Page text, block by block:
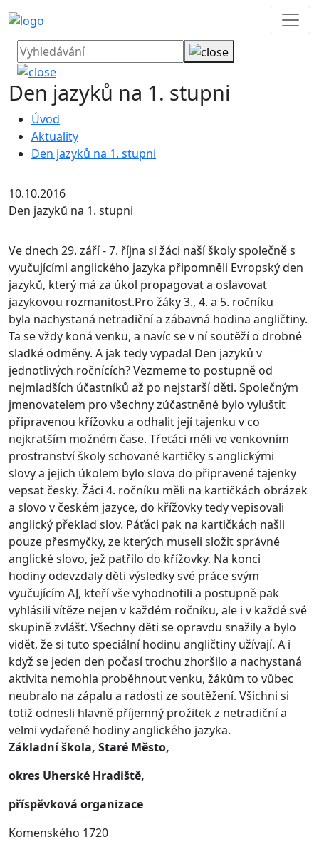
Den jazyků na 1. stupni
Úvod
Aktuality
Den jazyků na 1. stupni
10.10.2016
Den jazyků na 1. stupni
Ve dnech 29. září - 7. října si žáci naší školy společně s
vyučujícími anglického jazyka připomněli Evropský den
jazyků, který má za úkol propagovat a oslavovat
jazykovou rozmanitost.Pro žáky 3., 4. a 5. ročníku
byla nachystaná netradiční a zábavná hodina angličtiny.
Ta se vždy koná venku, a navíc se v ní soutěží o drobné
sladké odměny. A jak tedy vypadal Den jazyků v
jednotlivých ročnících? Vezmeme to postupně od
nejmladších účastníků až po nejstarší děti. Společným
jmenovatelem pro všechny zúčastněné bylo vyluštit
připravenou křížovku a odhalit její tajenku v co
nejkratším možném čase. Třeťáci měli ve venkovním
prostranství školy schované kartičky s anglickými
slovy a jejich úkolem bylo slova do připravené tajenky
vepsat česky. Žáci 4. ročníku měli na kartičkách obrázek
a slovo v českém jazyce, do křížovky tedy vepisovali
anglický překlad slov. Páťáci pak na kartičkách našli
pouze přesmyčky, ze kterých museli složit správné
anglické slovo, jež patřilo do křížovky. Na konci
hodiny odevzdaly děti výsledky své práce svým
vyučujícím AJ, kteří vše vyhodnotili a postupně pak
vyhlásili vítěze nejen v každém ročníku, ale i v každé své
skupině zvlášť. Všechny děti se opravdu snažily a bylo
vidět, že si tuto speciální hodinu angličtiny užívají. A i
když se jeden den počasí trochu zhoršilo a nachystaná
aktivita nemohla proběhnout venku, žákům to vůbec
neubralo na zápalu a radosti ze soutěžení. Všichni si
totiž odnesli hlavně příjemný prožitek z netradiční a
velmi vydařené hodiny anglického jazyka.
Základní škola, Staré Město,
okres Uherské Hradiště,
příspěvková organizace
Komenského 1720